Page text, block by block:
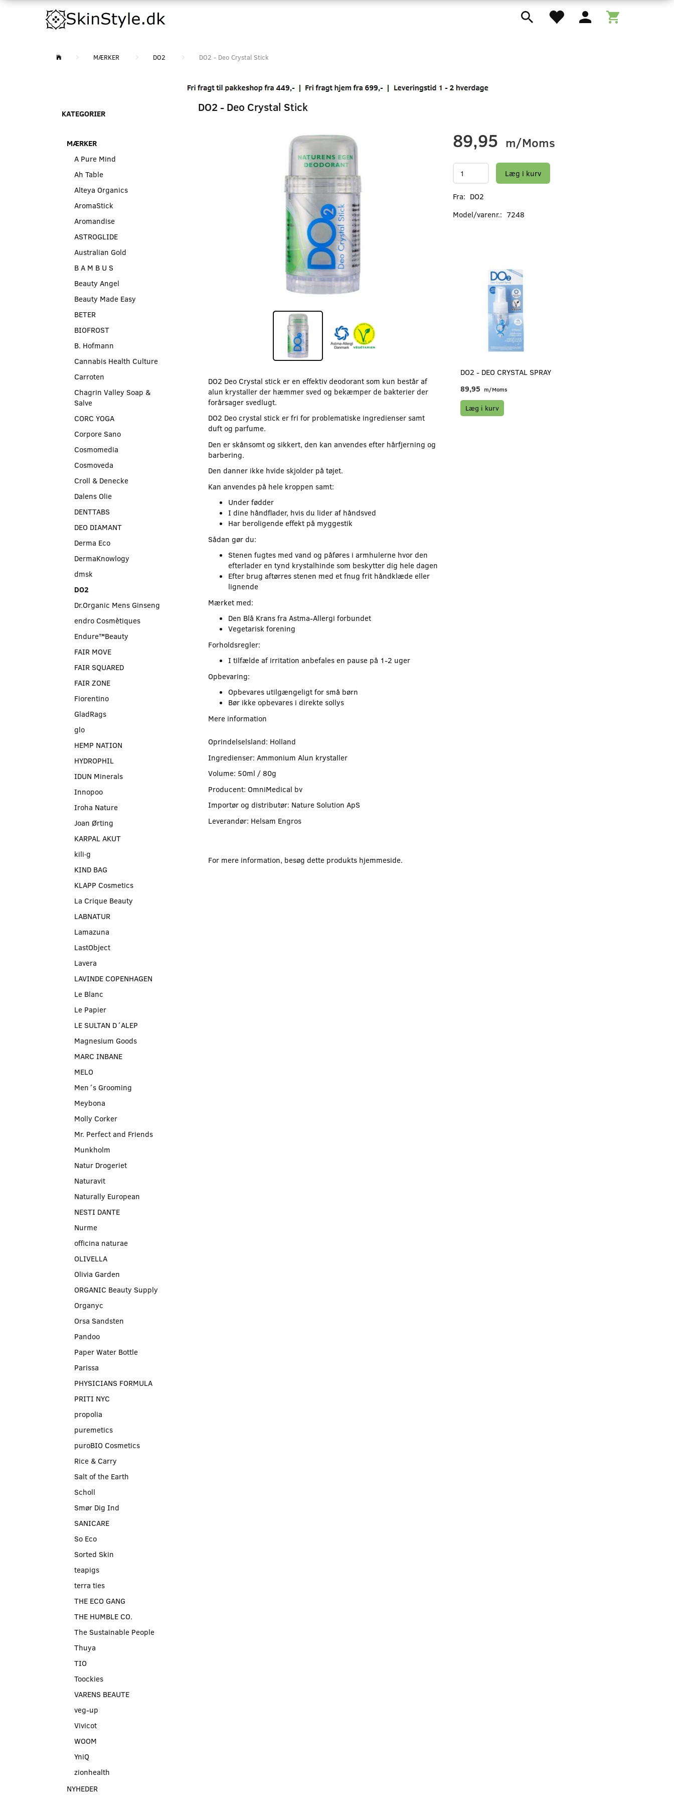
MÆRKER DO2 DO2 - Deo Crystal Stick
KATEGORIER
MÆRKER
A Pure Mind
Ah Table
Alteya Organics
AromaStick
Aromandise
ASTROGLIDE
Australian Gold
B A M B U S
Beauty Angel
Beauty Made Easy
BETER
BIOFROST
B. Hofmann
Cannabis Health Culture
Carroten
Chagrin Valley Soap &
Salve
CORC YOGA
Corpore Sano
Cosmomedia
Cosmoveda
Croll & Denecke
Dalens Olie
DENTTABS
DEO DIAMANT
Derma Eco
DermaKnowlogy
dmsk
DO2
Dr.Organic Mens Ginseng
endro Cosmètiques
Endure™Beauty
FAIR MOVE
FAIR SQUARED
FAIR ZONE
Fiorentino
GladRags
glo
HEMP NATION
HYDROPHIL
IDUN Minerals
Innopoo
Iroha Nature
Joan Ørting
KARPAL AKUT
kili∙g
KIND BAG
KLAPP Cosmetics
La Crique Beauty
LABNATUR
Lamazuna
LastObject
Lavera
LAVINDE COPENHAGEN
Le Blanc
Le Papier
LE SULTAN D´ALEP
Magnesium Goods
MARC INBANE
MELO
Men´s Grooming
Meybona
Molly Corker
Mr. Perfect and Friends
Munkholm
Natur Drogeriet
Naturavit
Naturally European
NESTI DANTE
Nurme
officina naturae
OLIVELLA
Olivia Garden
ORGANIC Beauty Supply
Organyc
Orsa Sandsten
Pandoo
Paper Water Bottle
Parissa
PHYSICIANS FORMULA
PRITI NYC
propolia
puremetics
puroBIO Cosmetics
Rice & Carry
Salt of the Earth
Scholl
Smør Dig Ind
SANICARE
So Eco
Sorted Skin
teapigs
terra ties
THE ECO GANG
THE HUMBLE CO.
The Sustainable People
Thuya
TIO
Toockies
VARENS BEAUTE
veg-up
Vivicot
WOOM
YniQ
zionhealth
NYHEDER
DO2 - Deo Crystal Stick
DO2 Deo Crystal stick er en effektiv deodorant som kun består af
alun krystaller der hæmmer sved og bekæmper de bakterier der
forårsager svedlugt.
DO2 Deo crystal stick er fri for problematiske ingredienser samt
duft og parfume.
Den er skånsomt og sikkert, den kan anvendes efter hårfjerning og
barbering.
Den danner ikke hvide skjolder på tøjet.
Kan anvendes på hele kroppen samt:
Under fødder
I dine håndflader, hvis du lider af håndsved
Har beroligende effekt på myggestik
Sådan gør du:
Stenen fugtes med vand og påføres i armhulerne hvor den
efterlader en tynd krystalhinde som beskytter dig hele dagen
Efter brug aftørres stenen med et fnug frit håndklæde eller
lignende
Mærket med:
Den Blå Krans fra Astma-Allergi forbundet
Vegetarisk forening
Forholdsregler:
I tilfælde af irritation anbefales en pause på 1-2 uger
Opbevaring:
Opbevares utilgængeligt for små børn
Bør ikke opbevares i direkte sollys
Mere information
Oprindelselsland: Holland
Ingredienser: Ammonium Alun krystaller
Volume: 50ml / 80g
Producent: OmniMedical bv
Importør og distributør: Nature Solution ApS
Leverandør: Helsam Engros
For mere information, besøg dette produkts hjemmeside.
89,95 m/Moms
Læg i kurv
Fra: DO2
Model/varenr.: 7248
DO2 - DEO CRYSTAL SPRAY
89,95 m/Moms
Læg i kurv